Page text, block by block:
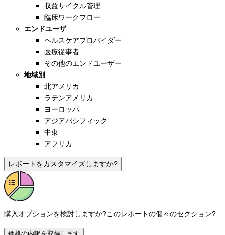
収益サイクル管理
臨床ワークフロー
エンドユーザ
ヘルスケアプロバイダー
医療従事者
その他のエンドユーザー
地域別
北アメリカ
ラテンアメリカ
ヨーロッパ
アジアパシフィック
中東
アフリカ
レポートをカスタマイズしますか?
購入オプションを検討しますか?このレポートの個々のセクション?